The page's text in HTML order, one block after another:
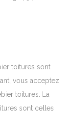
toitures sont
vous acceptez
toitures. La
sont celles